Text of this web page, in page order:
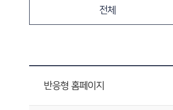
전체
반응형 홈페이지